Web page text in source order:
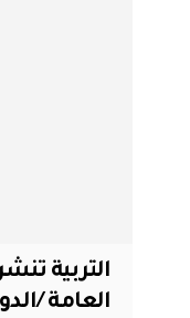
التربية
العامة /